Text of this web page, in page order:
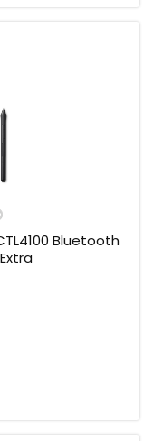
Bluetooth